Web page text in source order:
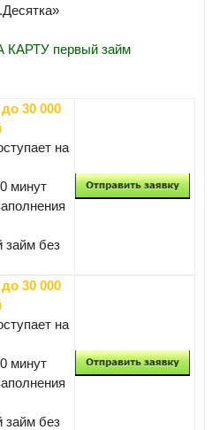
первый займ
30 000
на
минут
займ без
30 000
на
минут
займ без